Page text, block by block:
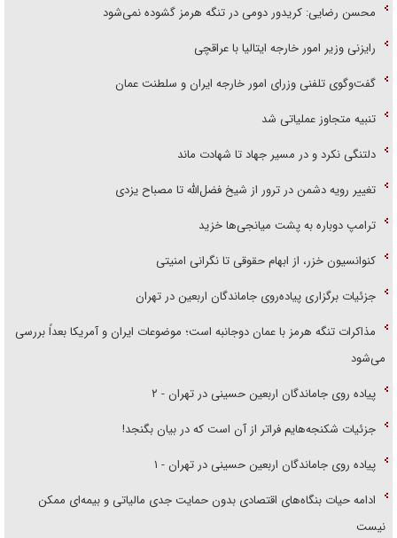
محسن رضایی: کریدور دومی در تنگه هرمز گشوده نمی‌شود
رایزنی وزیر امور خارجه ایتالیا با عراقچی
گفت‌وگوی تلفنی وزرای امور خارجه ایران و سلطنت عمان
تنبیه متجاوز عملیاتی شد
دلتنگی نکرد و در مسیر جهاد تا شهادت ماند
تغییر رویه دشمن در ترور از شیخ فضل‌الله تا مصباح یزدی
ترامپ دوباره به پشت میانجی‌ها خزید
کنوانسیون خزر، از ابهام حقوقی تا نگرانی امنیتی
جزئیات برگزاری پیاده‌روی جاماندگان اربعین در تهران
مذاکرات تنگه هرمز با عمان دوجانبه است؛ موضوعات ایران و آمریکا بعداً بررسی
می‌شود
پیاده روی جاماندگان اربعین حسینی در تهران - ۲
جزئیات شکنجه‌هایم فراتر از آن است که در بیان بگنجد!
پیاده روی جاماندگان اربعین حسینی در تهران - ۱
ادامه حیات بنگاه‌های اقتصادی بدون حمایت جدی مالیاتی و بیمه‌ای ممکن
نیست